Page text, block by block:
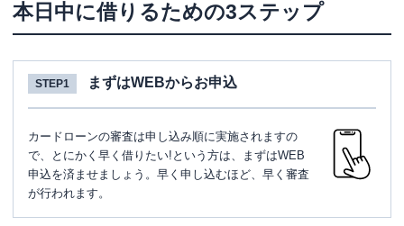
本日中に借りるための3ステップ
STEP1 まずはWEBからお申込
カードローンの審査は申し込み順に実施されますの
で、とにかく早く借りたい!という方は、まずはWEB
申込を済ませましょう。早く申し込むほど、早く審査
が行われます。